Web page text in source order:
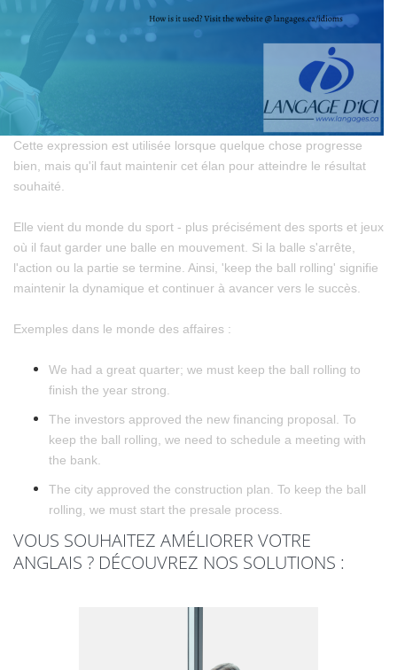
Cette expression est utilisée lorsque quelque chose progresse
bien, mais qu'il faut maintenir cet élan pour atteindre le résultat
souhaité.
Elle vient du monde du sport - plus précisément des sports et jeux
où il faut garder une balle en mouvement. Si la balle s'arrête,
l'action ou la partie se termine. Ainsi, 'keep the ball rolling' signifie
maintenir la dynamique et continuer à avancer vers le succès.
Exemples dans le monde des affaires :
We had a great quarter; we must keep the ball rolling to
finish the year strong.
The investors approved the new financing proposal. To
keep the ball rolling, we need to schedule a meeting with
the bank.
The city approved the construction plan. To keep the ball
rolling, we must start the presale process.
VOUS SOUHAITEZ AMÉLIORER VOTRE
ANGLAIS ? DÉCOUVREZ NOS SOLUTIONS :